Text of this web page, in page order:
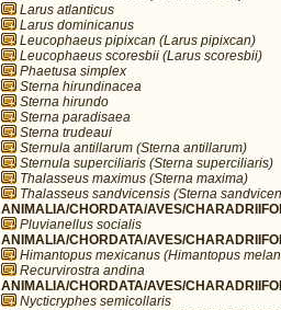
Larus atlanticus
Larus dominicanus
Leucophaeus pipixcan (Larus pipixcan)
Leucophaeus scoresbii (Larus scoresbii)
Phaetusa simplex
Sterna hirundinacea
Sterna hirundo
Sterna paradisaea
Sterna trudeaui
Sternula antillarum (Sterna antillarum)
Sternula superciliaris (Sterna superciliaris)
Thalasseus maximus (Sterna maxima)
Thalasseus sandvicensis (Sterna
ANIMALIA/CHORDATA/AVES/
Pluvianellus socialis
ANIMALIA/CHORDATA/AVES/
Himantopus mexicanus (Himantopus
Recurvirostra andina
ANIMALIA/CHORDATA/AVES/
Nycticryphes semicollaris